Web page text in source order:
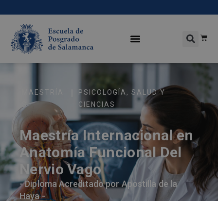
MAESTRÍA
S
PSICOLOGÍA , SALUD Y
CIENCIAS
Maestría Internacional en
Anatomía Funcional Del
Nervio Vago
- Diploma Acreditado por Apostilla de la
Haya -